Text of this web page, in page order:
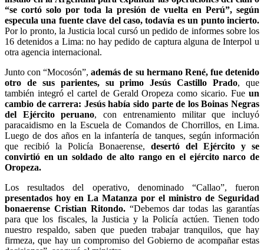
“se cortó solo por toda la presión de vuelta en Perú”, según
especula una fuente clave del caso, todavía es un punto incierto.
Por lo pronto, la Justicia local cursó un pedido de informes sobre los
16 detenidos a Lima: no hay pedido de captura alguna de Interpol u
otra agencia internacional.
Junto con “Mocosón”,además de su hermano René, fue detenido
otro de sus parientes, su primo Jesús Castillo Prado, que
también integró el cartel de Gerald Oropeza como sicario. Fue un
cambio de carrera: Jesús había sido parte de los Boinas Negras
del Ejército peruano, con entrenamiento militar que incluyó
paracaidismo en la Escuela de Comandos de Chorrillos, en Lima.
Luego de dos años en la infantería de tanques, según información
que recibió la Policía Bonaerense, desertó del Ejército y se
convirtió en un soldado de alto rango en el ejército narco de
Oropeza.
Los resultados del operativo, denominado “Callao”, fueron
presentados hoy en La Matanza por el ministro de Seguridad
bonaerense Cristian Ritondo.“Debemos dar todas las garantías
para que los fiscales, la Justicia y la Policía actúen. Tienen todo
nuestro respaldo, saben que pueden trabajar tranquilos, que hay
firmeza, que hay un compromiso del Gobierno de acompañar estas